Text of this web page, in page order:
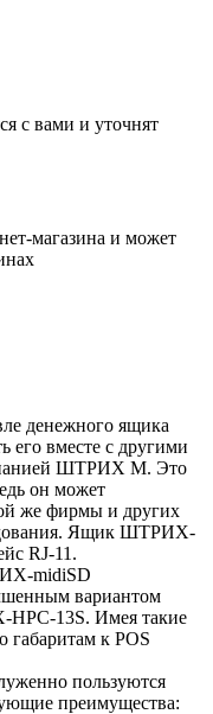
с вами и уточнят
магазина и может
денежного ящика
вместе с другими
ШТРИХ М. Это
он может
же фирмы и других
Ящик ШТРИХ-
RJ-11.
midiSD
вариантом
13S. Имея такие
габаритам к POS
пользуются
преимущества: